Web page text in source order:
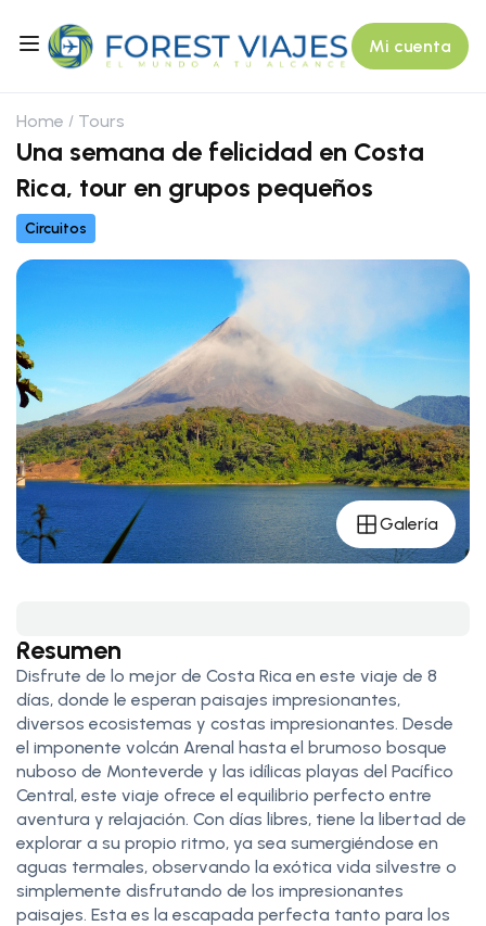
Mi cuenta
Home Tours
Una semana de felicidad en Costa
Rica, tour en grupos pequeños
Circuitos
Galería
Resumen
Disfrute de lo mejor de Costa Rica en este viaje de 8
días, donde le esperan paisajes impresionantes,
diversos ecosistemas y costas impresionantes. Desde
el imponente volcán Arenal hasta el brumoso bosque
nuboso de Monteverde y las idílicas playas del Pacífico
Central, este viaje ofrece el equilibrio perfecto entre
aventura y relajación. Con días libres, tiene la libertad de
explorar a su propio ritmo, ya sea sumergiéndose en
aguas termales, observando la exótica vida silvestre o
simplemente disfrutando de los impresionantes
paisajes. Esta es la escapada perfecta tanto para los